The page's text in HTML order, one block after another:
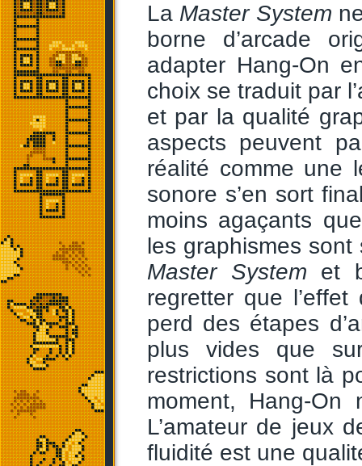
La Master System
borne d’arcade
adapter Hang-On
choix se traduit par
et par la qualité
aspects peuvent
réalité comme une
sonore s’en sort
moins agaçants
les graphismes
Master System et
regretter que
perd des étapes
plus vides que
restrictions sont là
moment, Hang-
L’amateur de jeux
fluidité est une